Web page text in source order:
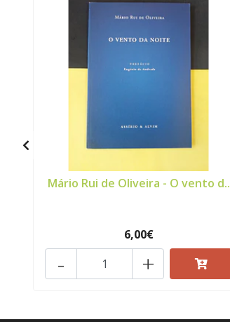
Mário Rui de Oliveira - O vento d..
6,00€
+
-